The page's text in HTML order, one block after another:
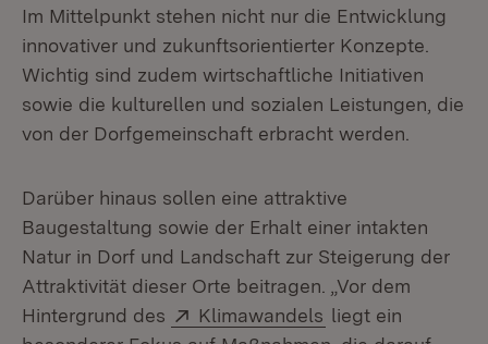
Im Mittelpunkt stehen nicht nur die Entwicklung
innovativer und zukunftsorientierter Konzepte.
Wichtig sind zudem wirtschaftliche Initiativen
sowie die kulturellen und sozialen Leistungen, die
von der Dorfgemeinschaft erbracht werden.
Darüber hinaus sollen eine attraktive
Baugestaltung sowie der Erhalt einer intakten
Natur in Dorf und Landschaft zur Steigerung der
Attraktivität dieser Orte beitragen. „Vor dem
Hintergrund des
Extern:
Klimawandels (Öffnet in neuem
liegt ein